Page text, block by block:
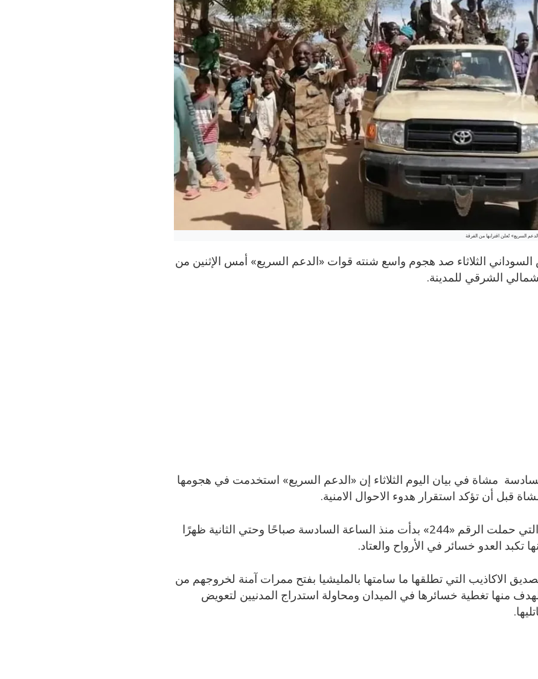
السريع» تُعلن اقترابها من الفرقة
الثلاثاء صد هجوم واسع شنته قوات «الدعم السريع» أمس الإثنين من
الشرقي للمدينة.
مشاة في بيان اليوم الثلاثاء إن «الدعم السريع» استخدمت في هجومها
قبل أن تؤكد استقرار هدوء الاحوال الامنية.
وأوضحت أن المعركة التي حملت الرقم «244» بدأت منذ الساعة السادسة صباحًا وحتي الثانية ظهرًا
العدو خسائر في الأرواح والعتاد.
الاكاذيب التي تطلقها ما سامتها بالمليشيا بفتح ممرات آمنة لخروجهم من
منها تغطية خسائرها في الميدان ومحاولة استدراج المدنيين لتعويض